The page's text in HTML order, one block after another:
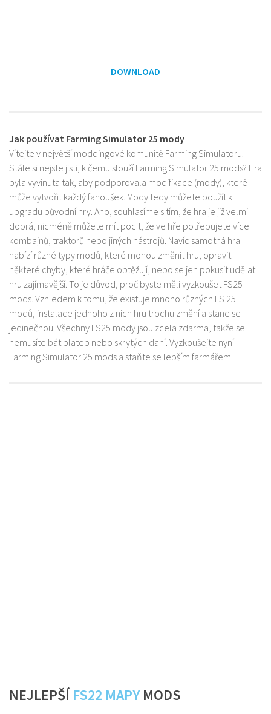
DOWNLOAD
Jak používat Farming Simulator 25 mody
Vítejte v největší moddingové komunitě Farming Simulatoru.
Stále si nejste jisti, k čemu slouží Farming Simulator 25 mods? Hra
byla vyvinuta tak, aby podporovala modifikace (mody), které
může vytvořit každý fanoušek. Mody tedy můžete použít k
upgradu původní hry. Ano, souhlasíme s tím, že hra je již velmi
dobrá, nicméně můžete mít pocit, že ve hře potřebujete více
kombajnů, traktorů nebo jiných nástrojů. Navíc samotná hra
nabízí různé typy modů, které mohou změnit hru, opravit
některé chyby, které hráče obtěžují, nebo se jen pokusit udělat
hru zajímavější. To je důvod, proč byste měli vyzkoušet FS25
mods. Vzhledem k tomu, že existuje mnoho různých FS 25
modů, instalace jednoho z nich hru trochu změní a stane se
jedinečnou. Všechny LS25 mody jsou zcela zdarma, takže se
nemusíte bát plateb nebo skrytých daní. Vyzkoušejte nyní
Farming Simulator 25 mods a staňte se lepším farmářem.
NEJLEPŠÍ FS22 MAPYMODS